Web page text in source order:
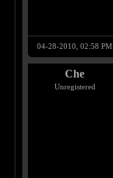
04-28-2010, 02:58 PM
Che
Unregistered